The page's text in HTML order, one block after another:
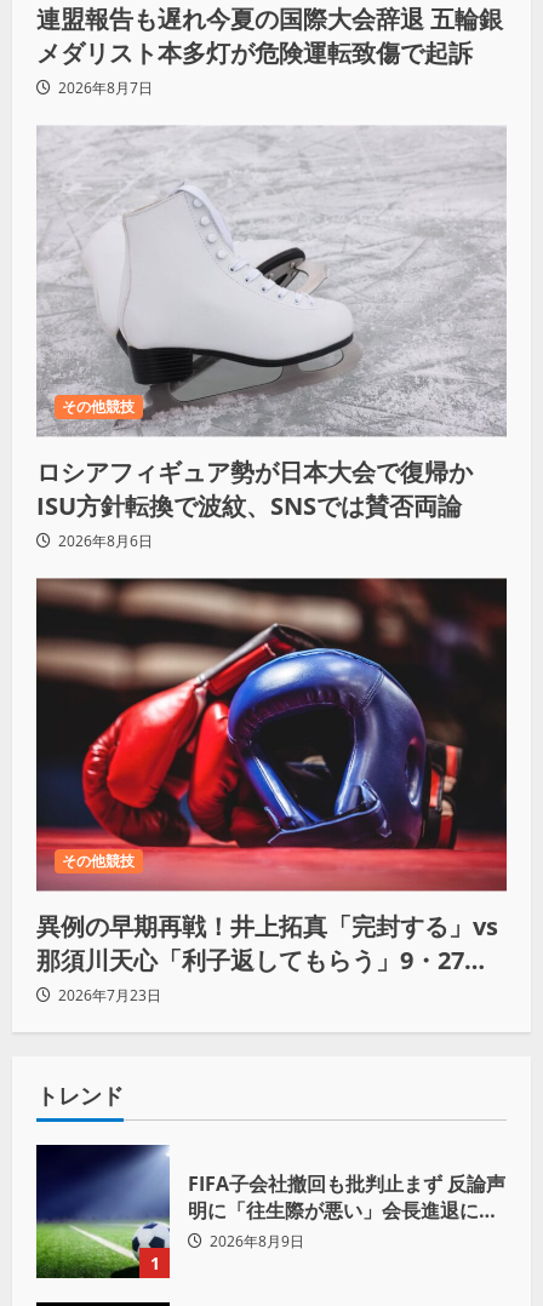
連盟報告も遅れ今夏の国際大会辞退 五輪銀
メダリスト本多灯が危険運転致傷で起訴
2026年8月7日
その他競技
ロシアフィギュア勢が日本大会で復帰か
ISU方針転換で波紋、SNSでは賛否両論
2026年8月6日
その他競技
異例の早期再戦！井上拓真「完封する」vs
那須川天心「利子返してもらう」9・27決
戦へ2026年7月23日
トレンド
1
FIFA子会社撤回も批判止まず 反論声
明に「往生際が悪い」会長進退に注
目 2026年8月9日